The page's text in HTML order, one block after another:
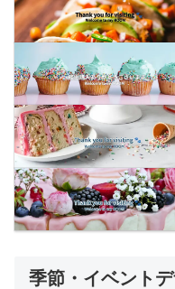
季節・イベント